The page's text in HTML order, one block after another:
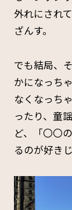
外れにされ
ざんす。
でも結局、
かになっち
なくなっち
ったり、童
ど、「〇〇
るのが好き